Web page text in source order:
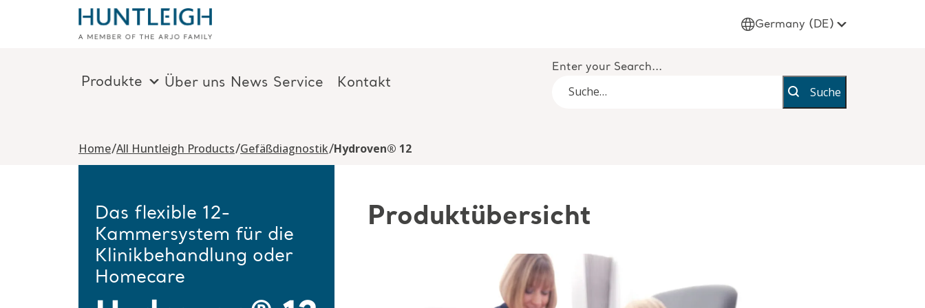
Germany (DE)
Produkte Über uns News Service Kontakt
Enter your Search...
Suche
Home/All Huntleigh Products/Gefäßdiagnostik/Hydroven® 12
Das flexible 12-
Kammersystem für die
Klinikbehandlung oder
Homecare
Produktübersicht